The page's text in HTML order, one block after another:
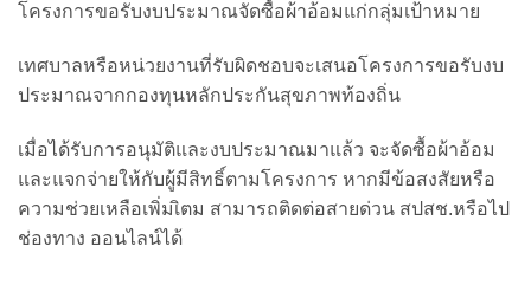
โครงการขอรับงบประมาณจัดซื้อผ้าอ้อมแก่กลุ่มเป้าหมาย
เทศบาลหรือหน่วยงานที่รับผิดชอบจะเสนอโครงการขอรับงบ
ประมาณจากกองทุนหลักประกันสุขภาพท้องถิ่น
เมื่อได้รับการอนุมัติและงบประมาณมาแล้ว จะจัดซื้อผ้าอ้อม
และแจกจ่ายให้กับผู้มีสิทธิ์ตามโครงการ หากมีข้อสงสัยหรือ
ความช่วยเหลือเพิ่มเิตม สามารถติดต่อสายด่วน สปสช.หรือไป
ช่องทาง ออนไลน์ได้